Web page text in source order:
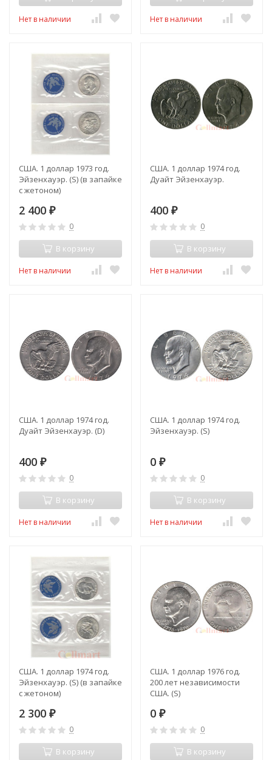
Нет в наличии Нет в наличии
США. 1 доллар 1973 год.
Эйзенхауэр. (S) (в запайке
с жетоном)
2 400 ₽
0
В корзину
Нет в наличии
США. 1 доллар 1974 год.
Дуайт Эйзенхауэр.
400 ₽
0
В корзину
Нет в наличии
США. 1 доллар 1974 год.
Дуайт Эйзенхауэр. (D)
400 ₽
0
В корзину
Нет в наличии
США. 1 доллар 1974 год.
Эйзенхауэр. (S)
0 ₽
0
В корзину
Нет в наличии
США. 1 доллар 1974 год.
Эйзенхауэр. (S) (в запайке
с жетоном)
2 300 ₽
0
В корзину
США. 1 доллар 1976 год.
200 лет независимости
США. (S)
0 ₽
0
В корзину